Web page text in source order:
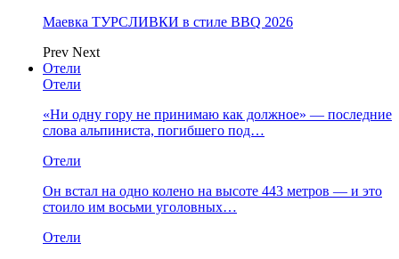
Маевка ТУРСЛИВКИ в стиле BBQ 2026
Prev Next
Отели
Отели
«Ни одну гору не принимаю как должное» — последние
слова альпиниста, погибшего под…
Отели
Он встал на одно колено на высоте 443 метров — и это
стоило им восьми уголовных…
Отели